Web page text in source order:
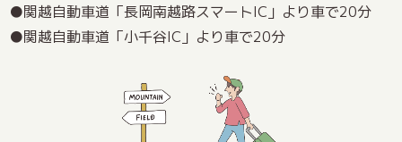
関越自動車道「長岡南越路スマートIC」より車で20分
関越自動車道「小千谷IC」より車で20分